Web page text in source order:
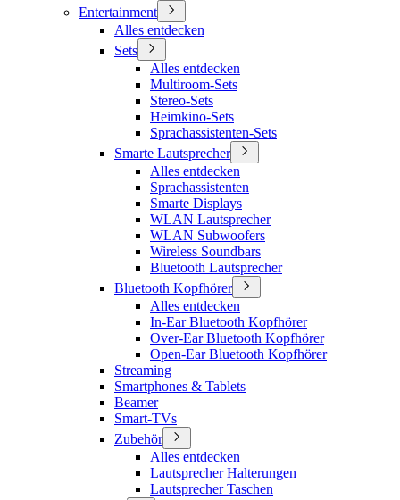
Entertainment
Alles entdecken
Sets
Alles entdecken
Multiroom-Sets
Stereo-Sets
Heimkino-Sets
Sprachassistenten-Sets
Smarte Lautsprecher
Alles entdecken
Sprachassistenten
Smarte Displays
WLAN Lautsprecher
WLAN Subwoofers
Wireless Soundbars
Bluetooth Lautsprecher
Bluetooth Kopfhörer
Alles entdecken
In-Ear Bluetooth Kopfhörer
Over-Ear Bluetooth Kopfhörer
Open-Ear Bluetooth Kopfhörer
Streaming
Smartphones & Tablets
Beamer
Smart-TVs
Zubehör
Alles entdecken
Lautsprecher Halterungen
Lautsprecher Taschen